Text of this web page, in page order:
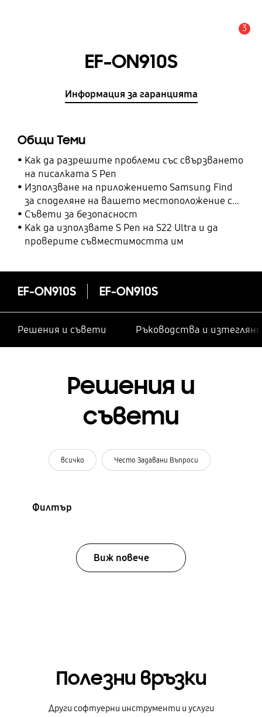
3
EF-ON910S
Информация за гаранцията
Общи Теми
Как да разрешите проблеми със свързването
на писалката S Pen
Използване на приложението Samsung Find
за споделяне на вашето местоположение с
вашите приятели, дете, семейство и други
контакти
Съвети за безопасност
Как да използвате S Pen на S22 Ultra и да
проверите съвместимостта им
EF-ON910S EF-ON910S
Решения и съвети Ръководства и
Решения и
съвети
всичко Често Задавани Въпроси
Филтър
Виж повече
Полезни връзки
Други софтуерни инструменти и услуги